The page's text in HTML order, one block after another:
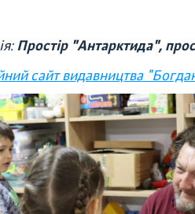
Простір "Антарктида",
сайт видавництва